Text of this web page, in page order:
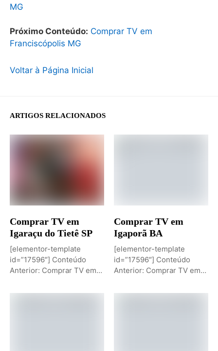
MG
Próximo Conteúdo: Comprar TV em
Franciscópolis MG
Voltar à Página Inicial
ARTIGOS RELACIONADOS
Comprar TV em
Igaraçu do Tietê SP
[elementor-template
id=”17596″] Conteúdo
Anterior: Comprar TV em
Conteúdo: Sobremesa de...
Comprar TV em
Igaporã BA
[elementor-template
id=”17596″] Conteúdo
Anterior: Comprar TV em
Comprar TV...